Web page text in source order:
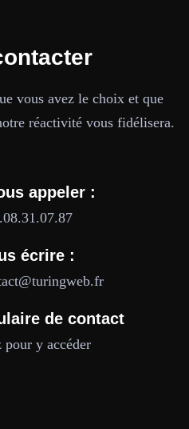
vous avez le choix et que
réactivité vous fidélisera.
appeler :
écrire :
de contact
pour y accéder